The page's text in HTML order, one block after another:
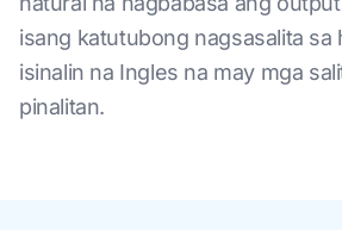
isang katutubong nagsasalita sa
isinalin na Ingles na may mga
pinalitan.